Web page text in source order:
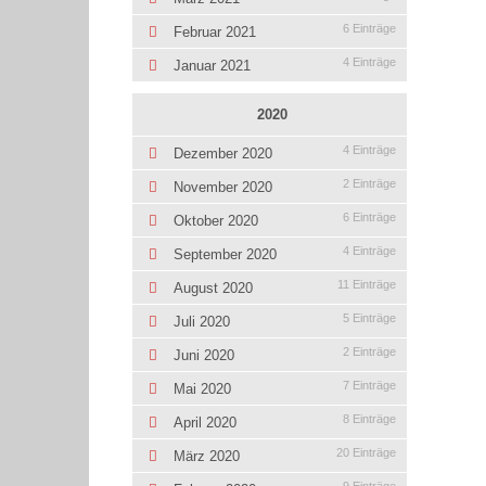
Februar 2021 6 Einträge
Januar 2021 4 Einträge
2020
Dezember 2020 4 Einträge
November 2020 2 Einträge
Oktober 2020 6 Einträge
September 2020 4 Einträge
August 2020 11 Einträge
Juli 2020 5 Einträge
Juni 2020 2 Einträge
Mai 2020 7 Einträge
April 2020 8 Einträge
März 2020 20 Einträge